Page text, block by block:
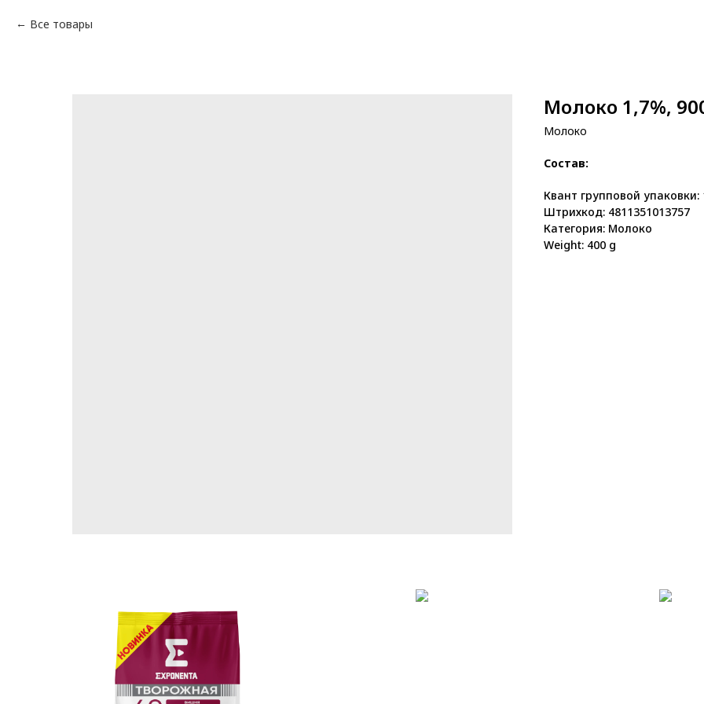
Все товары
Молоко 1,7%,
Молоко
Состав:
Квант групповой упаковки:
Штрихкод: 4811351013757
Категория: Молоко
Weight: 400 g